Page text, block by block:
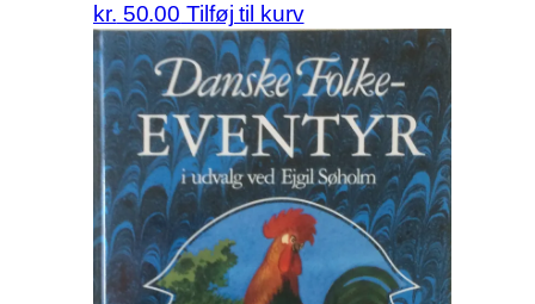
kr. 50.00 Tilføj til kurv